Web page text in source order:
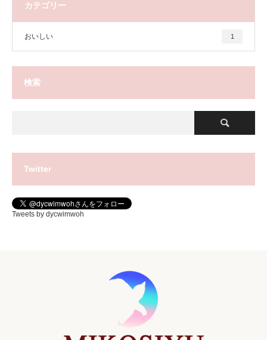
カテゴリー
おいしい 1
検索
Twitter
Tweets by dycwimwoh